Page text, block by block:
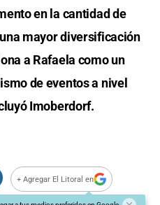
en la cantidad de
mayor diversificación
a Rafaela como un
de eventos a nivel
Imoberdorf.
+ Agregar El Litoral en